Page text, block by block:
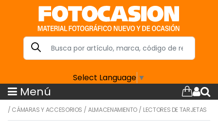
Select Language ▼
Menú
/ CÁMARAS Y ACCESORIOS /ALMACENAMIENTO / LECTORES DE TARJETAS